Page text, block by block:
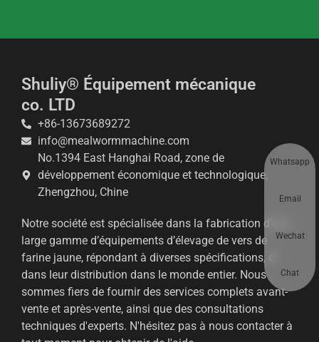
Shuliy® Équipement mécanique
co. LTD
+86-13673689272
info@mealwormmachine.com
No.1394 East Hanghai Road, zone de
développement économique et technologique,
Zhengzhou, Chine
Notre société est spécialisée dans la fabrication d’une
large gamme d’équipements d’élevage de vers de
farine jaune, répondant à diverses spécifications, et
dans leur distribution dans le monde entier. Nous
sommes fiers de fournir des services complets avant-
vente et après-vente, ainsi que des consultations
techniques d'experts. N'hésitez pas à nous contacter à
Whatsapp
Email
Wechat
Chat